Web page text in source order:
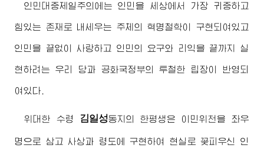
인민대중제일주의에는 인민을 세상에서 가장 귀중하고
힘있는 존재로 내세우는 주체의 혁명철학이 구현되여있고
인민을 끝없이 사랑하고 인민의 요구와 리익을 끝까지 실
현하려는 우리 당과 공화국정부의 투철한 립장이 반영되
여있다.
위대한 수령 김일성동지 의 한평생은 이민위천을 좌우
명으로 삼고 사상과 령도에 구현하여 현실로 꽃피우신 인